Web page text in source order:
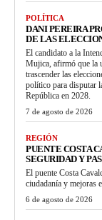
POLÍTICA
DANI PEREIRA
DE LAS
El candidato a la
Mujica, afirmó que la
trascender las
político para disputar
República en 2028.
7 de agosto de 2026
REGIÓN
PUENTE COSTA
SEGURIDAD Y
El puente Costa
ciudadanía y mejoras
6 de agosto de 2026